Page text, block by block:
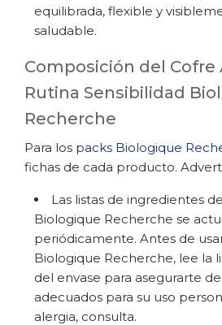
equilibrada, flexible y
saludable.
Composición del Cofre
Rutina Sensibilidad
Recherche
Para los packs Biologique
fichas de cada producto.
Las listas de ingredientes
Biologique Recherche se
periódicamente. Antes de
Biologique Recherche, lee la
del envase para asegurarte
adecuados para su uso
alergia, consulta.